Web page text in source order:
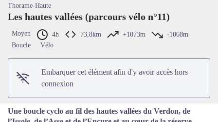
Voir l'image en plein écran
Thorame-Haute
Les hautes vallées (parcours vélo n°11)
Moyen 4h 73,8km +1073m
-1068m
Boucle
Vélo
Embarquer cet élément afin d'y avoir accès hors
connexion
Une boucle cyclo au fil des hautes vallées du Verdon, de